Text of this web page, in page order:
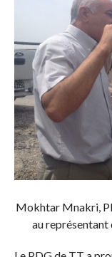
Mokhtar Mnakri,
au